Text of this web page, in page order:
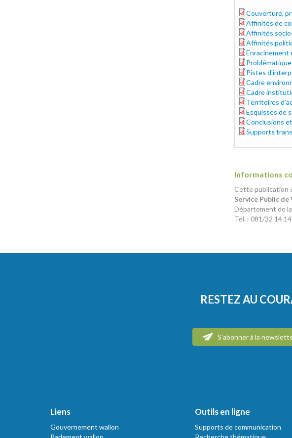
atlas-
Couverture,
atlas-
Affinités de
atlas-
Affinités
atlas-
Affinités
atlas-
Enracinement
atlas-
atlas-
Pistes
atlas-
Cadre
atlas-
Cadre
atlas-
Territoires
atlas-
Esquisses de
atlas-
Conclusions
Supports
Informations
Cette publication
Service Public
Département de
Tél. : 081/32 14
RESTEZ AU
S'abonner à la
Liens
Gouvernement wallon
Outils en ligne
Supports de communication